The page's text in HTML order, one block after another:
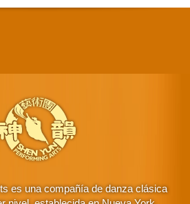
es una compañía de danza clásica